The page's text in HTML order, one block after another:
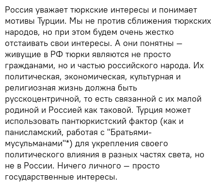
Россия уважает тюркские интересы и понимает
мотивы Турции. Мы не против сближения тюркских
народов, но при этом будем очень жестко
отстаивать свои интересы. А они понятны —
живущие в РФ тюрки являются не просто
гражданами, но и частью российского народа. Их
политическая, экономическая, культурная и
религиозная жизнь должна быть
русскоцентричной, то есть связанной с их малой
родиной и Россией как таковой. Турция может
использовать пантюркистский фактор (как и
панисламский, работая с "Братьями-
мусульманами"*) для укрепления своего
политического влияния в разных частях света, но
не в России. Ничего личного — просто
государственные интересы.